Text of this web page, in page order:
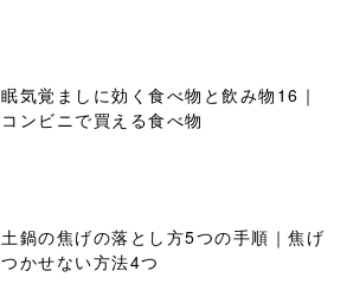
眠気覚ましに効く食べ物と飲み物16｜
コンビニで買える食べ物
土鍋の焦げの落とし方5つの手順｜焦げ
つかせない方法4つ